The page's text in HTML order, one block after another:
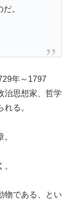
。
年～1797
治思想家、哲学
る。
物である、とい